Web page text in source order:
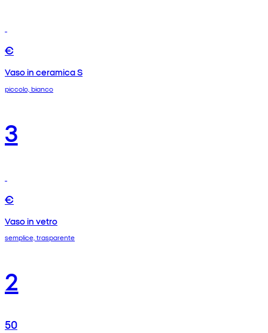
€
Vaso in ceramica S
piccolo, bianco
3
€
Vaso in vetro
semplice, trasparente
2
50